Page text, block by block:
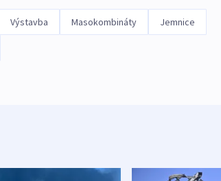
Výstavba Masokombináty Jemnice